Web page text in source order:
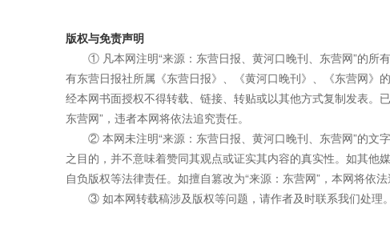
版权与免责声明
① 凡本网注明“来源：东营日报、黄河口晚刊、东营网”的所
有东营日报社所属《东营日报》、《黄河口晚刊》、《东营网》
经本网书面授权不得转载、链接、转贴或以其他方式复制发表。
东营网”，违者本网将依法追究责任。
② 本网未注明“来源：东营日报、黄河口晚刊、东营网”的文
之目的，并不意味着赞同其观点或证实其内容的真实性。如其他
自负版权等法律责任。如擅自篡改为“来源：东营网”，本网将依
③ 如本网转载稿涉及版权等问题，请作者及时联系我们处理。